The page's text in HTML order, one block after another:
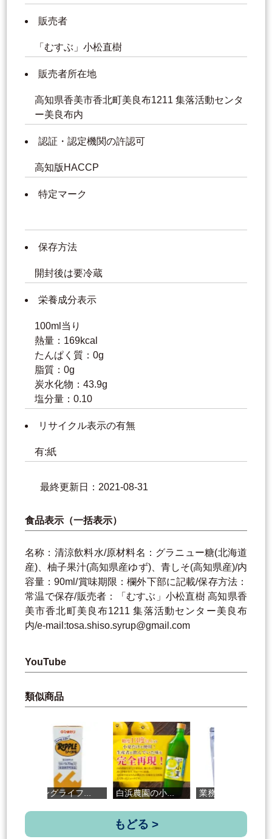
販売者
「むすぶ」小松直樹
販売者所在地
高知県香美市香北町美良布1211 集落活動センタ
ー美良布内
認証・認定機関の許認可
高知版HACCP
特定マーク
保存方法
開封後は要冷蔵
栄養成分表示
100ml当り
熱量：169kcal
たんぱく質：0g
脂質：0g
炭水化物：43.9g
塩分量：0.10
リサイクル表示の有無
有:紙
最終更新日：2021-08-31
食品表示（一括表示）
名称：清涼飲料水/原材料名：グラニュー糖(北海道
産)、柚子果汁(高知県産ゆず)、青しそ(高知県産)/内
容量：90ml/賞味期限：欄外下部に記載/保存方法：
常温で保存/販売者：「むすぶ」小松直樹 高知県香
美市香北町美良布1211 集落活動センター美良布
内/e-mail:tosa.shiso.syrup@gmail.com
YouTube
類似商品
ロングライフ... 白浜農園の小... 業務用テトラ...
もどる >